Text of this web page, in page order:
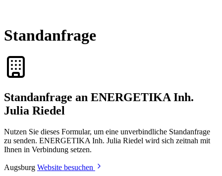
Standanfrage
Standanfrage an ENERGETIKA Inh.
Julia Riedel
Nutzen Sie dieses Formular, um eine unverbindliche Standanfrage
zu senden. ENERGETIKA Inh. Julia Riedel wird sich zeitnah mit
Ihnen in Verbindung setzen.
Augsburg Website besuchen